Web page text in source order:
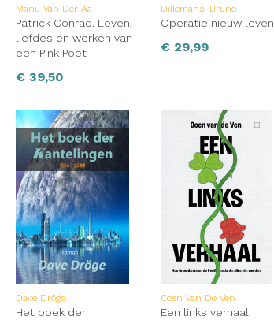
Manu Van Der Aa
Patrick Conrad. Leven,
liefdes en werken van
een Pink Poet
€ 39,50
Dillemans, Bruno
Operatie nieuw leven
€29,99
Dave Dröge
Het boek der
Coen Van De Ven
Een links verhaal